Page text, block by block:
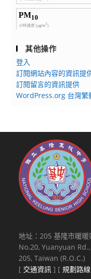
其他操作
登入
訂閱網站內容的資訊提
訂閱留言的資訊提供
WordPress.org 台灣繁
地址：205 基隆市暖
No.20, Yuanyuan
205, Taiwan (R.O.C.)
[ 交通資訊 ] [規劃路線